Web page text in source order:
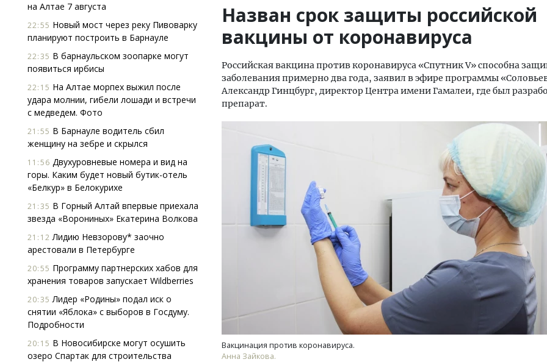
на Алтае 7 августа
22:55 Новый мост через реку Пивоварку
планируют построить в Барнауле
22:35 В барнаульском зоопарке могут
появиться ирбисы
22:15 На Алтае морпех выжил после
удара молнии, гибели лошади и встречи
с медведем. Фото
21:55 В Барнауле водитель сбил
женщину на зебре и скрылся
11:56 Двухуровневые номера и вид на
горы. Каким будет новый бутик-отель
«Белкур» в Белокурихе
21:35 В Горный Алтай впервые приехала
звезда «Ворониных» Екатерина Волкова
21:12 Лидию Невзорову* заочно
арестовали в Петербурге
20:55 Программу партнерских хабов для
хранения товаров запускает Wildberries
20:35 Лидер «Родины» подал иск о
снятии «Яблока» с выборов в Госдуму.
Подробности
20:15 В Новосибирске могут осушить
озеро Спартак для строительства
Назван срок защиты российской
вакцины от коронавируса
Российская вакцина против коронавируса «Спутник V» способна
заболевания примерно два года, заявил в эфире программы
Александр Гинцбург, директор Центра имени Гамалеи, где был
препарат.
Вакцинация против коронавируса.
Анна Зайкова.
Архитектурный код начинается с
земли. Мощение крупноформатными
плитами становится новым
стандартом благоустройства
СТРОИТЕЛЬСТВО
Смелость архитектурных
Генеральный директор
ЗИАС — об эстетике
трендах в фасадах и